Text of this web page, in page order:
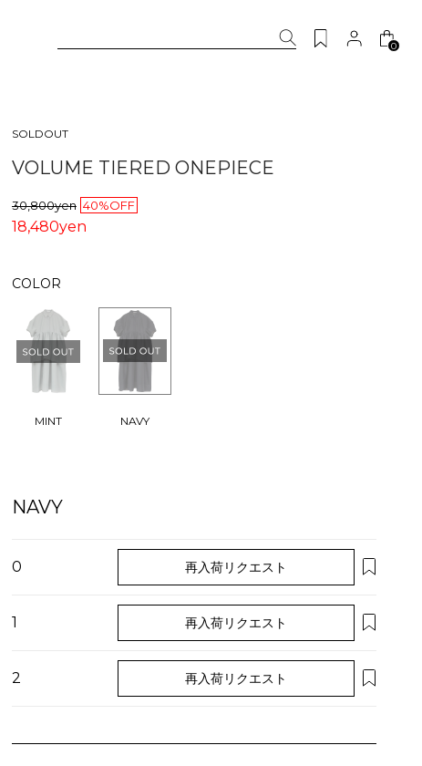
0
SOLDOUT
VOLUME TIERED ONEPIECE
30,800yen 40%OFF
18,480yen
COLOR
MINT NAVY
NAVY
0 再入荷リクエスト
1 再入荷リクエスト
2 再入荷リクエスト